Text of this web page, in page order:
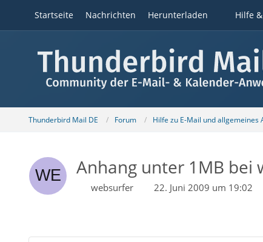
Startseite Nachrichten Herunterladen Hilfe
Thunderbird Mail DE Forum Hilfe zu E-Mail und allgemeines
Anhang unter 1MB bei
websurfer 22. Juni 2009 um 19:02